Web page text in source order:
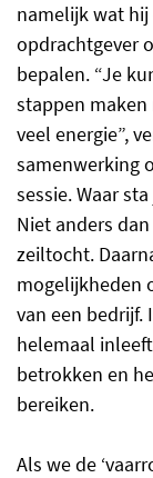
namelijk wat
opdrachtgever
bepalen. “Je
stappen
veel energie”,
samenwerking
sessie. Waar
Niet anders
zeiltocht.
mogelijkheden
van een bedrijf.
helemaal
betrokken en
bereiken.
Als we de